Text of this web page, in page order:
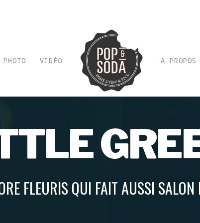
PHOTO VIDÉO A PROPOS
FLEURIS QUI FAIT AUSSI